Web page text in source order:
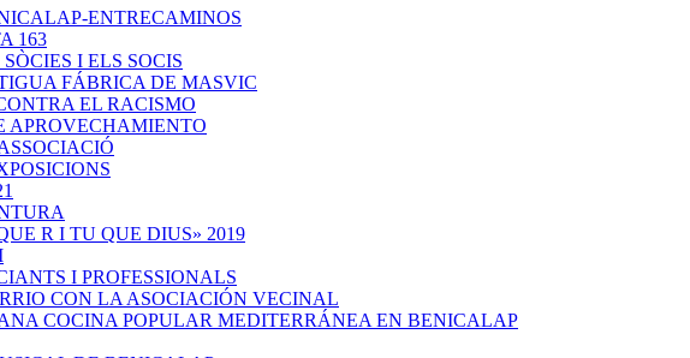
ENTRECAMINOS
163
I ELS SOCIS
FÁBRICA DE MASVIC
EL RACISMO
APROVECHAMIENTO
R I TU QUE DIUS» 2019
I PROFESSIONALS
CON LA ASOCIACIÓN VECINAL
COCINA POPULAR MEDITERRÁNEA EN BENICALAP